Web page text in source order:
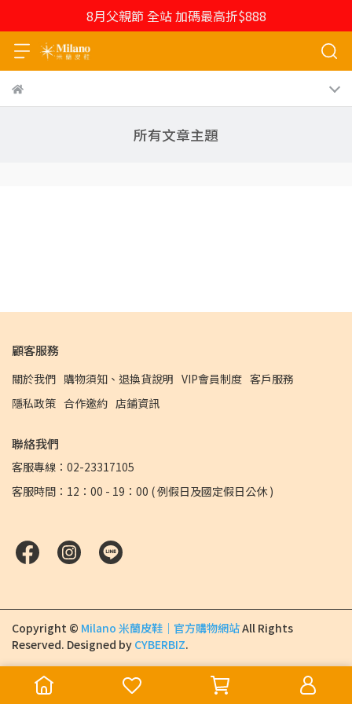
8月父親節 全站 加碼最高折$888
所有文章主題
顧客服務
關於我們 購物須知、退換貨說明 VIP會員制度 客戶服務
隱私政策 合作邀約 店鋪資訊
聯絡我們
客服專線：02-23317105
客服時間：12：00 - 19：00 ( 例假日及國定假日公休 )
Copyright © Milano 米蘭皮鞋｜官方購物網站All Rights
Reserved. Designed by CYBERBIZ.